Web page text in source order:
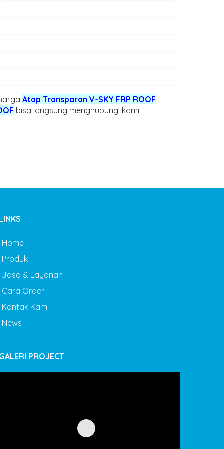
Atap Transparan V-SKY FRP ROOF ,
bisa langsung menghubungi kami.
085551119592,
082121219294
LINKS
Home
Produk
Jasa & Layanan
Cara Order
Kontak Kami
News
GALERI PROJECT